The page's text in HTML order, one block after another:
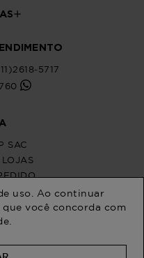
uso. Ao continuar
que você concorda com